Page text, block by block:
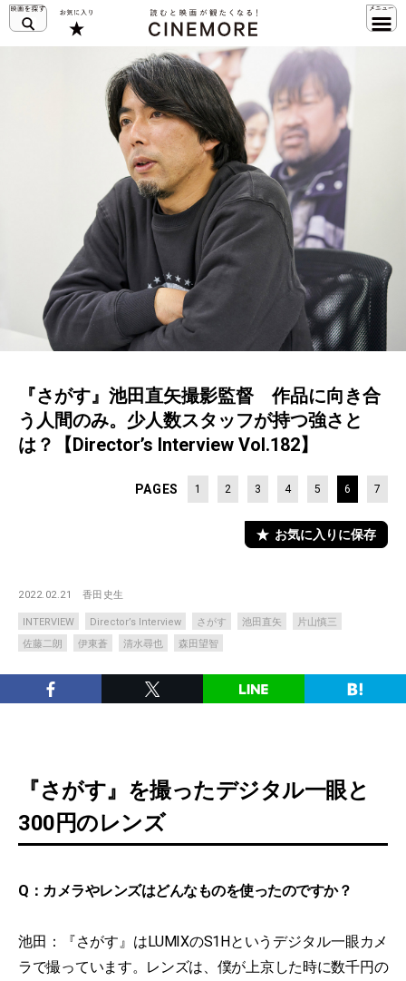
『さがす』池田直矢撮影監督 作品に向き合
う人間のみ。少人数スタッフが持つ強さと
は？【Director’s Interview Vol.182】
PAGES 1 2 3 4 5 6 7
お気に入りに保存
2022.02.21 香田史生
INTERVIEW Director’s Interview さがす 池田直矢
片山慎三
佐藤二朗
伊東蒼 清水尋也 森田望智
『さがす』を撮ったデジタル一眼と
300円のレンズ
Q：カメラやレンズはどんなものを使ったのですか？
池田：『さがす』はLUMIXのS1Hというデジタル一眼カメ
ラで撮っています。レンズは、僕が上京した時に数千円の